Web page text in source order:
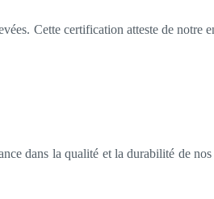
Cette certification atteste de notre
dans la qualité et la durabilité de